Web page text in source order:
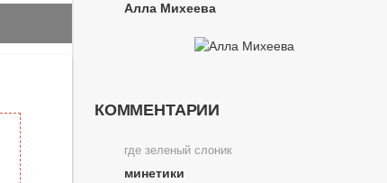
Алла Михеева
КОММЕНТАРИИ
где зеленый слоник
минетики